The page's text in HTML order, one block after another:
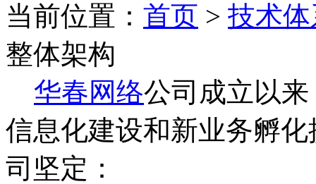
当前位置： 首页 > 技术
整体架构
华春网络公司成立以
信息化建设和新业务孵
司坚定：